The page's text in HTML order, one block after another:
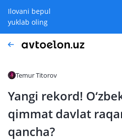
Ilovani bepul
yuklab oling
Temur Titorov
Yangi rekord!
qimmat davlat
qancha?